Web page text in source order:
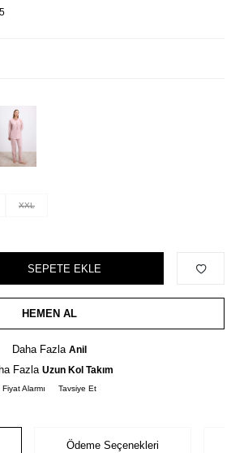
XXL
SEPETE EKLE
HEMEN AL
Daha Fazla Anil
Fazla Uzun Kol Takım
Fiyat Alarmı Tavsiye Et
Ödeme Seçenekleri